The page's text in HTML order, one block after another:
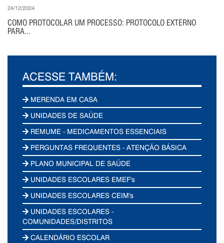
24/12/2024
COMO PROTOCOLAR UM PROCESSO: PROTOCOLO EXTERNO
PARA...
ACESSE TAMBÉM:
MERENDA EM CASA
UNIDADES DE SAÚDE
REMUME - MEDICAMENTOS ESSENCIAIS
PERGUNTAS FREQUENTES - ATENÇÃO BÁSICA
PLANO MUNICIPAL DE SAÚDE
UNIDADES ESCOLARES EMEF's
UNIDADES ESCOLARES CEIM's
UNIDADES ESCOLARES -
COMUNIDADES/DISTRITOS
CALENDÁRIO ESCOLAR